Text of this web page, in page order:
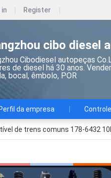
in Register
cibo diesel
Cibodiesel autopeças
de diesel há 30 anos.
bocal, êmbolo, POR
Perfil da empresa
de trens comuns 178-6432